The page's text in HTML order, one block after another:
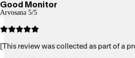
Good Monitor
Arvosana 5/5
[This review was collected as part of a